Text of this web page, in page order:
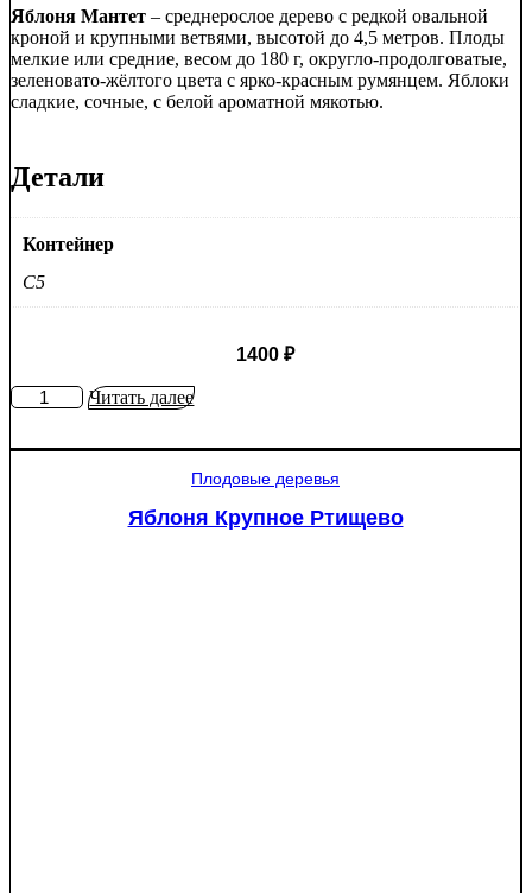
Яблоня Мантет – среднерослое дерево с редкой овальной
кроной и крупными ветвями, высотой до 4,5 метров. Плоды
мелкие или средние, весом до 180 г, округло-продолговатые,
зеленовато-жёлтого цвета с ярко-красным румянцем. Яблоки
сладкие, сочные, с белой ароматной мякотью.
Детали
Контейнер
C5
1400 ₽
КоличествоЧитать далее
Плодовые деревья
Яблоня Крупное Ртищево